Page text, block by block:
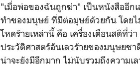
"เมื่อพ่อของฉันถูกฆ่า" เป็นหนังสืออีก
ทำของมนุษย์ ที่มีต่อมุษย์ด้วยกัน โดยไ
โหดร้ายเหล่านี้ คือ เครื่องเตือนสติที่
ประวัติศาสตร์อันเลวร้ายของมนุษยช
น่าจะยังมีอีกมาก ไม่นับรวมถึงความเ